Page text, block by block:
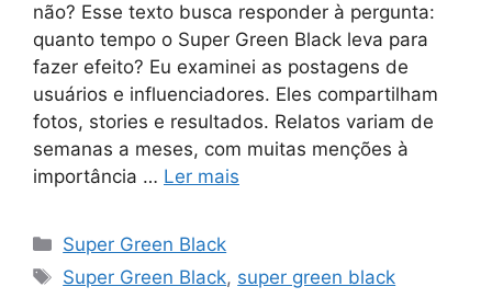
não? Esse texto busca responder à pergunta:
quanto tempo o Super Green Black leva para
fazer efeito? Eu examinei as postagens de
usuários e influenciadores. Eles compartilham
fotos, stories e resultados. Relatos variam de
semanas a meses, com muitas menções à
importância … Ler mais
Categorias
Super Green Black
Tags
Super Green Black, super green black